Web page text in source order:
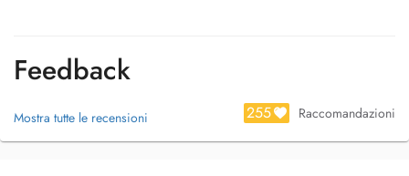
Feedback
Mostra tutte le recensioni 255 Raccomandazioni